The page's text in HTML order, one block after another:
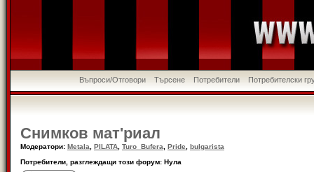
Въпроси/Отговори Търсене Потребители Потребителски
Снимков мат'риал
Модератори: Metala PILATA Turo_Bufera Pride
bulgarista
Потребители, разглеждащи този форум: Нула